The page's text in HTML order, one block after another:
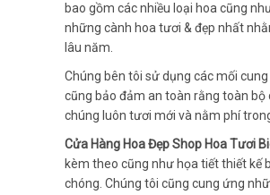
bao gồm các nhiều loại hoa cũng
những cành hoa tươi & đẹp nhất
lâu năm.
Chúng bên tôi sử dụng các mối
cũng bảo đảm an toàn rằng toàn
chúng luôn tươi mới và nằm phí
Cửa Hàng Hoa Đẹp Shop Hoa Tươi
kèm theo cũng như họa tiết thiết kế
chóng. Chúng tôi cũng cung ứng